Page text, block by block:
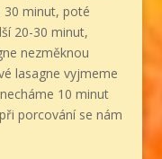
30 minut, poté
20-30 minut,
nezměknou
lasagne vyjmeme
10 minut
porcování se nám